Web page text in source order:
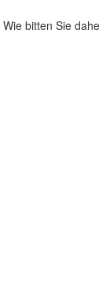
bitten Sie